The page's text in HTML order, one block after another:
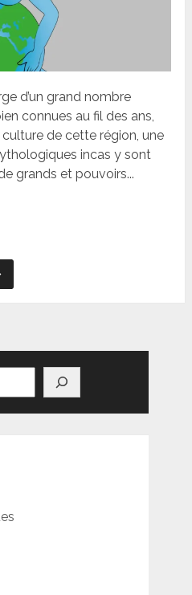
d’un grand nombre
connues au fil des ans,
de cette région, une
incas y sont
grands et pouvoirs...